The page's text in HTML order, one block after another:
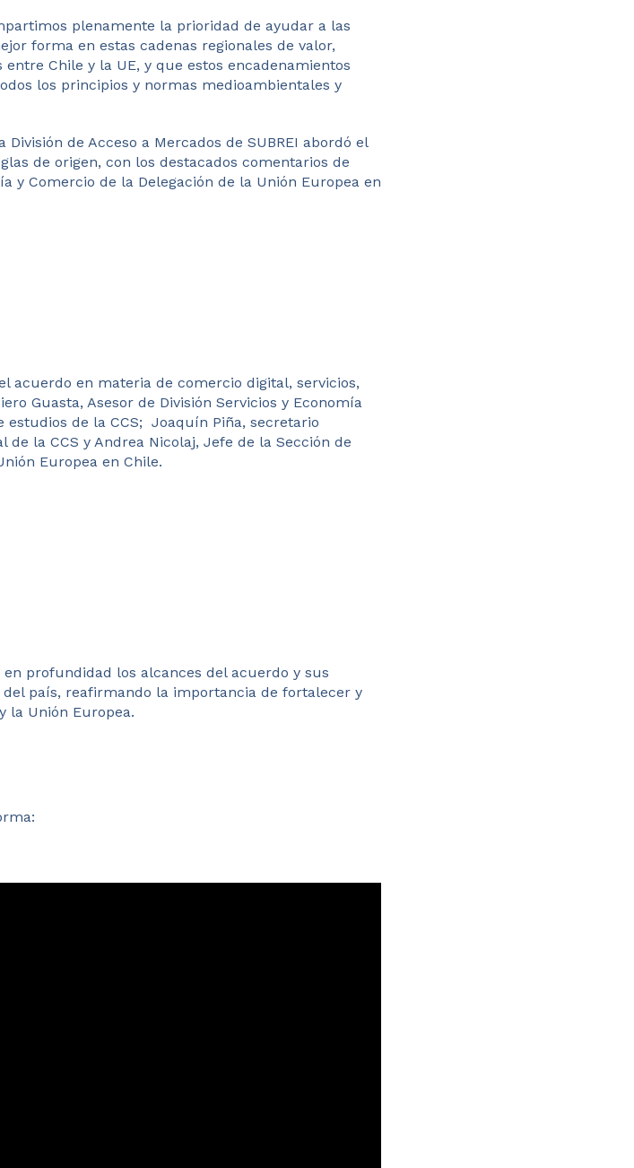
plenamente la prioridad de ayudar a las
forma en estas cadenas regionales de valor,
Chile y la UE, y que estos encadenamientos
los principios y normas medioambientales y
de Acceso a Mercados de SUBREI abordó el
de origen, con los destacados comentarios de
y Comercio de la Delegación de la Unión Europea en
acuerdo en materia de comercio digital, servicios,
Guasta, Asesor de División Servicios y Economía
estudios de la CCS; Joaquín Piña, secretario
la CCS y Andrea Nicolaj, Jefe de la Sección de
Europea en Chile.
profundidad los alcances del acuerdo y sus
país, reafirmando la importancia de fortalecer y
la Unión Europea.